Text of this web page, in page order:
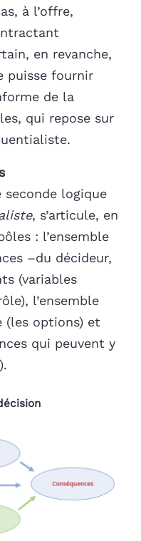
à l’offre,
en revanche,
puisse fournir
de la
qui repose sur
seconde logique
, s’articule, en
: l’ensemble
–du décideur,
(variables
l’ensemble
(les options) et
qui peuvent y